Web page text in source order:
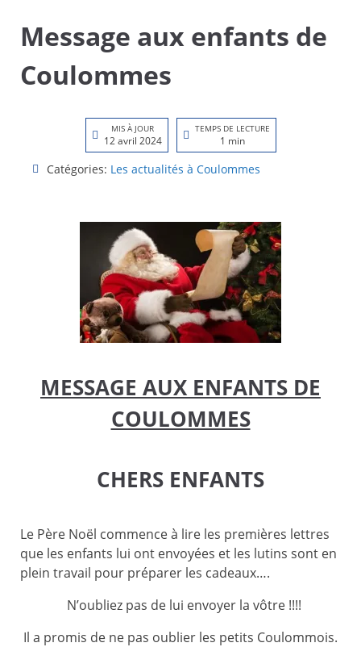
Message aux enfants de
Coulommes
MIS À JOUR
12 avril 2024
TEMPS DE LECTURE
1 min
Catégories: Les actualités à Coulommes
MESSAGE AUX ENFANTS DE
COULOMMES
CHERS ENFANTS
Le Père Noël commence à lire les premières lettres
que les enfants lui ont envoyées et les lutins sont en
plein travail pour préparer les cadeaux….
N’oubliez pas de lui envoyer la vôtre !!!!
Il a promis de ne pas oublier les petits Coulommois.